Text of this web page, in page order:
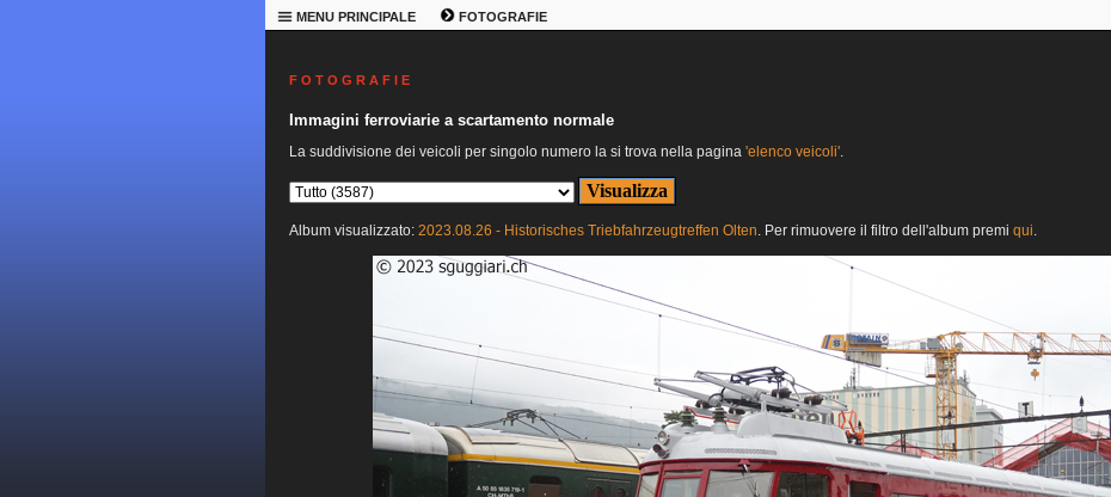
MENU PRINCIPALE FOTOGRAFIE
F O T O G R A F I E
Immagini ferroviarie a scartamento normale
La suddivisione dei veicoli per singolo numero la si trova nella pagina 'elenco veicoli'.
Album visualizzato: 2023.08.26 - Historisches Triebfahrzeugtreffen Olten. Per rimuovere il filtro dell'album premi qui.